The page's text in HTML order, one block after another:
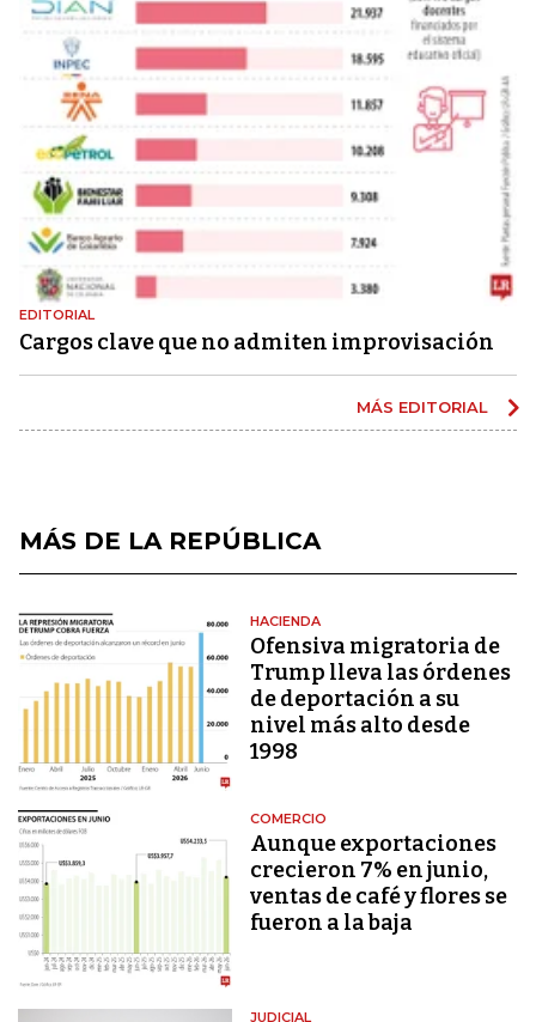
EDITORIAL
Cargos clave que no admiten improvisación
MÁS EDITORIAL
MÁS DE LA REPÚBLICA
HACIENDA
Ofensiva migratoria de
Trump lleva las órdenes
de deportación a su
nivel más alto desde
1998
COMERCIO
Aunque exportaciones
crecieron 7% en junio,
ventas de café y flores se
fueron a la baja
JUDICIAL